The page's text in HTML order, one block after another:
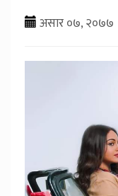
असार ०७, २०७७